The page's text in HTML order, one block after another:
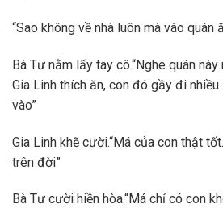
“Sao không về nhà luôn mà vào quán
Bà Tư nằm lấy tay cô.“Nghe quán
Gia Linh thích ăn, con đó gầy đi
vào”
Gia Linh khẽ cười.“Má của con thật
trên đời”
Bà Tư cười hiền hòa.“Má chỉ có con